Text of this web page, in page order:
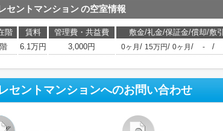
セントマンションの空室情報
階 賃料 管理費・共益費 敷金/礼金/保証金/償却/敷引
6.1万円 3,000円 0ヶ月 / 15万円/ 0ヶ月 / - /
セントマンションへのお問い合わせ